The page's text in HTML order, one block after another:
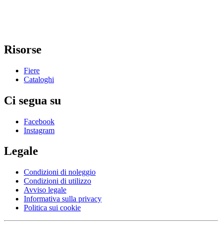
Risorse
Fiere
Cataloghi
Ci segua su
Facebook
Instagram
Legale
Condizioni di noleggio
Condizioni di utilizzo
Avviso legale
Informativa sulla privacy
Politica sui cookie